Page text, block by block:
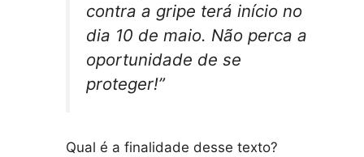
contra a gripe terá início no
dia 10 de maio. Não perca a
oportunidade de se
proteger!”
Qual é a finalidade desse texto?